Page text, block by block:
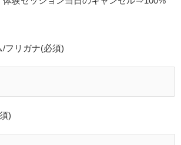
フリガナ(必須)
)